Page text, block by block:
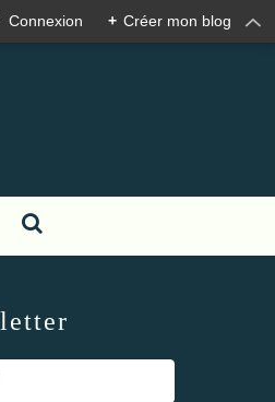
Connexion + Créer mon blog